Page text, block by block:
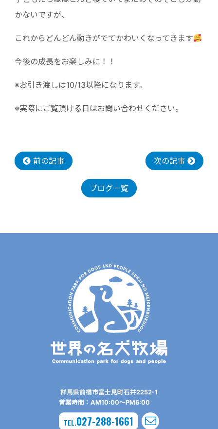
かないですが、
これからどんどん動きがでてかわいくなってきます
今後の成長をお楽しみに！！
※お引き渡しは10/13以降になります。
※実際にご覧頂ける日はお問い合わせください。
前の記事 次の記事
ブログ一覧
群⾺県前橋市富⼠⾒町⽯井2252-1
営業時間：AM10:00〜PM6:00
TEL.027-288-1661